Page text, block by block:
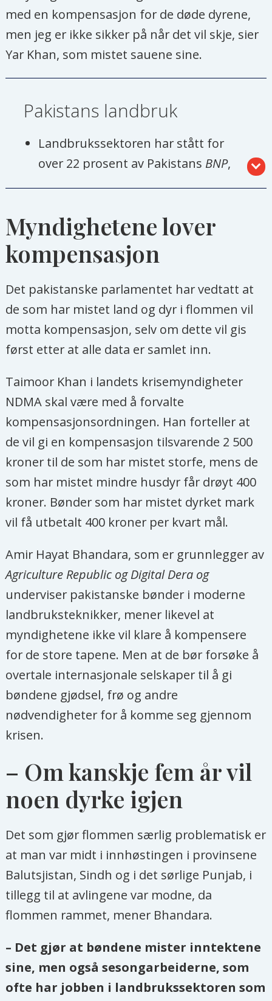
med en kompensasjon for de døde dyrene,
men jeg er ikke sikker på når det vil skje, sier
Yar Khan, som mistet sauene sine.
Pakistans landbruk
Landbrukssektoren har stått for
over 22 prosent av Pakistans BNP,
61 prosent av landbruket er knyttet
til dyrehold.
med landbruksjord, hvorav 48 000
var dyrket, rammet av flommen. I
tillegg har minst 750 000 husdyr
mistet livet.
Kilder: FN, Pakistans nasjonale
katastrofeberedskap (NDMA) og
Pakistans finansdepartement
Myndighetene lover
kompensasjon
Det pakistanske parlamentet har vedtatt at
de som har mistet land og dyr i flommen vil
motta kompensasjon, selv om dette vil gis
først etter at alle data er samlet inn.
Taimoor Khan i landets krisemyndigheter
NDMA skal være med å forvalte
kompensasjonsordningen. Han forteller at
de vil gi en kompensasjon tilsvarende 2 500
kroner til de som har mistet storfe, mens de
som har mistet mindre husdyr får drøyt 400
kroner. Bønder som har mistet dyrket mark
vil få utbetalt 400 kroner per kvart mål.
Amir Hayat Bhandara, som er grunnlegger av
Agriculture Republic og Digital Dera og
underviser pakistanske bønder i moderne
landbruksteknikker, mener likevel at
myndighetene ikke vil klare å kompensere
for de store tapene. Men at de bør forsøke å
overtale internasjonale selskaper til å gi
bøndene gjødsel, frø og andre
nødvendigheter for å komme seg gjennom
krisen.
– Om kanskje fem år vil
noen dyrke igjen
Det som gjør flommen særlig problematisk er
at man var midt i innhøstingen i provinsene
Balutsjistan, Sindh og i det sørlige Punjab, i
tillegg til at avlingene var modne, da
flommen rammet, mener Bhandara.
– Det gjør at bøndene mister inntektene
sine, men også sesongarbeiderne, som
ofte har jobben i landbrukssektoren som